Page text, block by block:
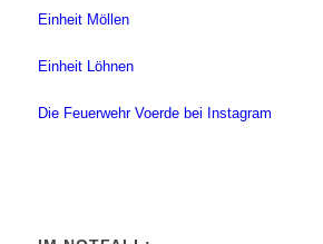
Einheit Möllen
Einheit Löhnen
Die Feuerwehr Voerde bei Instagram